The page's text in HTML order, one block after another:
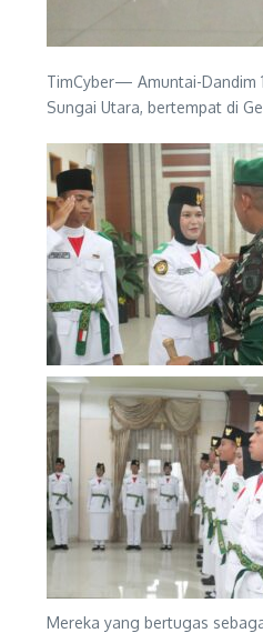
TimCyber— Amuntai-Dandim
Sungai Utara, bertempat di
Mereka yang bertugas